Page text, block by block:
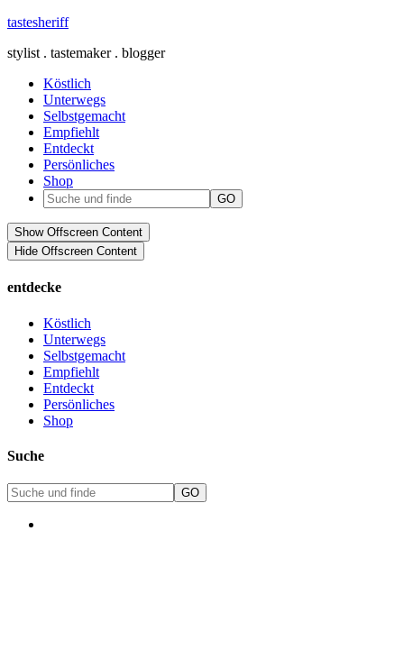
tastesheriff
stylist . tastemaker . blogger
Köstlich
Unterwegs
Selbstgemacht
Empfiehlt
Entdeckt
Persönliches
Shop
Show Offscreen Content
Hide Offscreen Content
entdecke
Köstlich
Unterwegs
Selbstgemacht
Empfiehlt
Entdeckt
Persönliches
Shop
Suche